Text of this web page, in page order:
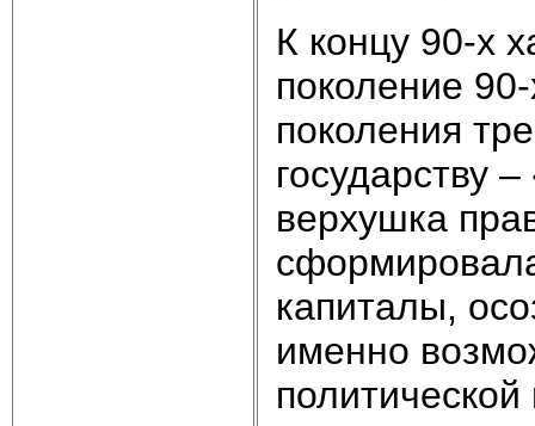
К концу 90-х
поколение
поколения
государству
верхушка
капиталы,
именно